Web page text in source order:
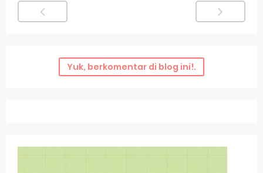
Yuk, berkomentar di blog ini!.